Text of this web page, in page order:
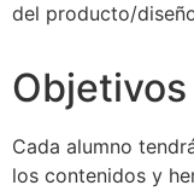
del producto/
Cada alumno
los contenidos y